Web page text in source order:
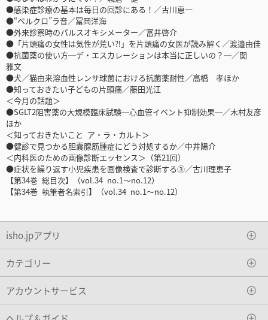
●感染症診療の基本は毎日の回診にある！／古川恵一
●“ベルクロ”ラ音／冨岡洋海
●外来診察時のパルスオキシメーター／富井啓介
●「片頭痛の女性は気性が荒い⁈」を片頭痛の女医が読み解く／渡邉由佳
●抗菌薬の使い方─デ・エスカレーションは本当に正しいの？─／関
雅文
●犬／猫由来溶血性レンサ球菌における抗菌薬耐性／高橋 孝ほか
●知っておきたい子どもの片頭痛／藤田光江
＜今月の話題＞
●SGLT2阻害薬の大規模臨床試験─心血管イベント抑制効果─／木村友彦
ほか
＜知っておきたいこと ア・ラ・カルト＞
●健診で見つかる胆囊腺筋腫症にどう対処するか／中井陽介
＜内科医のための画像診断エッセンス＞（第21回）
●症状を繰り返す小児疾患を画像検査で診断する③／古川理恵子
【第34巻 総目次】（vol.34 no.1〜no.12）
【第34巻 執筆者名索引】（vol.34 no.1〜no.12）
isho.jpアプリ
カテゴリー
アカウントサービス